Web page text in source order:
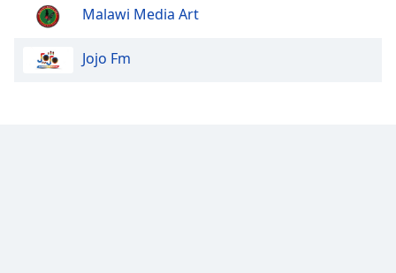
Malawi Media Art
Jojo Fm